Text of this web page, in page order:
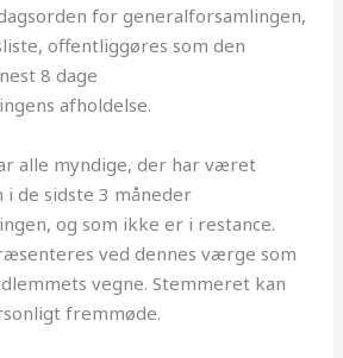
forgeneralforsamlingen,
offentliggøres som den
8 dage
afholdelse.
alle myndige, der har været
de sidste 3 måneder
, og som ikke er i restance.
ved dennes værge som
vegne. Stemmeret kan
fremmøde.